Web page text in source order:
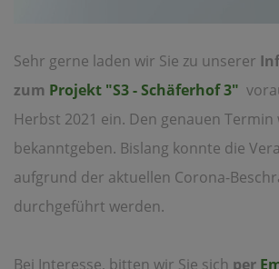
Sehr gerne laden wir Sie zu unserer
zum Projekt "S3 - Schäferhof 3"
Herbst 2021 ein. Den genauen
bekanntgeben. Bislang konnte die
aufgrund der aktuellen Corona-
durchgeführt werden.
Bei Interesse, bitten wir Sie sich per